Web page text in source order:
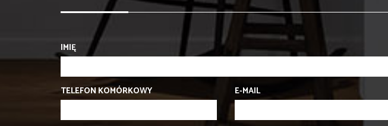
IMIĘ
TELEFON KOMÓRKOWY E-MAIL